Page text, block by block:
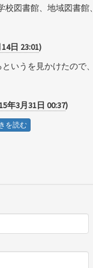
図書館、地域図書館、
日 23:01)
いうを見かけたので、
年3月31日 00:37)
を読む